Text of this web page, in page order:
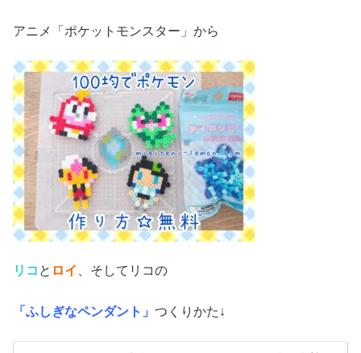
アニメ「ポケットモンスター」から
リコ と ロイ 、そしてリコの
「ふしぎなペンダント」 つくりかた↓